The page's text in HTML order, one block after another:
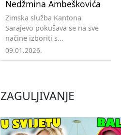
Nedžmina Ambeškovića
Zimska služba Kantona
Sarajevo pokušava se na sve
načine izboriti s...
09.01.2026.
ZAGULJIVANJE